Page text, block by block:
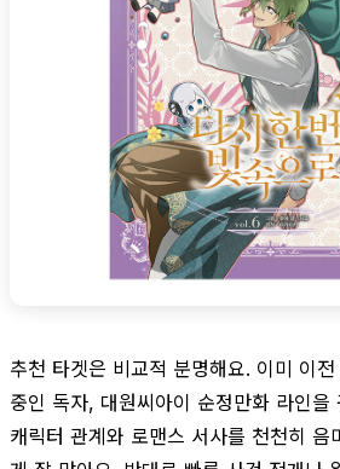
추천 타겟은 비교적 분명해요. 이미 이
중인 독자, 대원씨아이 순정만화 라인을
캐릭터 관계와 로맨스 서사를 천천히 음